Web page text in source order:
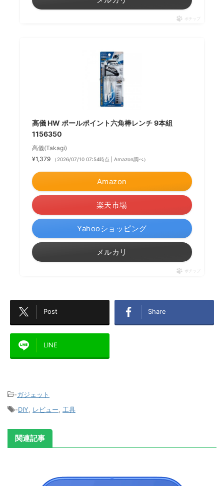
ポチップ
高儀 HW ポールポイント六角棒レンチ 9本組
1156350
髙儀(Takagi)
¥1,379
（2026/07/10 07:54時点 | Amazon調べ）
Amazon
楽天市場
Yahooショッピング
メルカリ
ポチップ
Post Share
LINE
-ガジェット
-DIY, レビュー, 工具
関連記事